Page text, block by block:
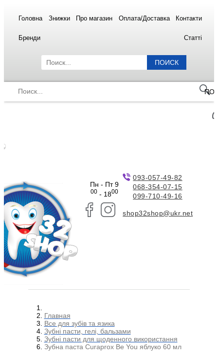
Головна Знижки Про магазин Оплата/Доставка Контакти
Бренди Статті
ПОИСК
Пн - Пт 9
00- 1800
093-057-49-82
068-354-07-15
099-710-49-16
shop32shop@ukr.net
Главная
Все для зубів та язика
Зубні пасти, гелі, бальзами
Зубні пасти для щоденного використання
Зубна паста Curaprox Be You яблуко 60 мл